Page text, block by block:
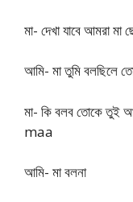
মা- দেখা যাবে আমরা মা
আমি- মা তুমি বলছিলে
মা- কি বলব তোকে তুই
maa
আমি- মা বলনা